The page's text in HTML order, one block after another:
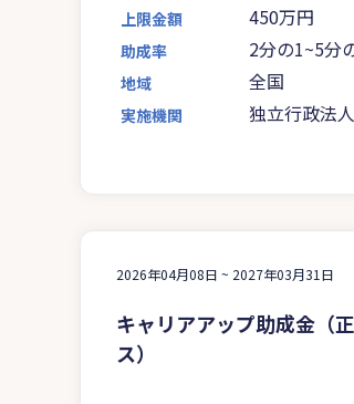
上限金額 450万円
助成率 2分の1~5分
地域 全国
実施機関
独立行政法
2026年04月08日 ~ 2027年03月31日
キャリアアップ助成金（
ス）